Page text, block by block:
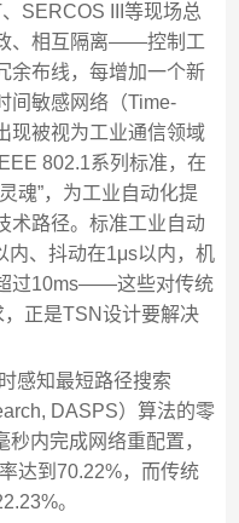
SERCOS III等现场总
、相互隔离——控制工
余布线，每增加一个新
间敏感网络（Time-
现被视为工业通信领域
802.1系列标准，在
魂”，为工业自动化提
术路径。标准工业自动
内、抖动在1μs以内，机
过10ms——这些对传统
，正是TSN设计要解决
感知最短路径搜索
DASPS）算法的零
内完成网络重配置，
达到70.22%，而传统
。